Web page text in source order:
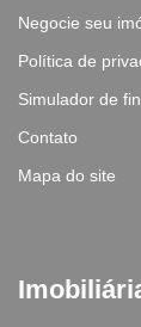
Negocie seu
Política de
Simulador de
Contato
Mapa do site